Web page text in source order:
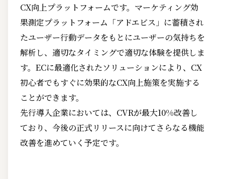
CX向上プラットフォームです。マーケティング効
果測定プラットフォーム「アドエビス」に蓄積され
たユーザー行動データをもとにユーザーの気持ちを
解析し、適切なタイミングで適切な体験を提供しま
す。ECに最適化されたソリューションにより、CX
初心者でもすぐに効果的なCX向上施策を実施する
ことができます。
先行導入企業においては、CVRが最大10%改善し
ており、今後の正式リリースに向けてさらなる機能
改善を進めていく予定です。